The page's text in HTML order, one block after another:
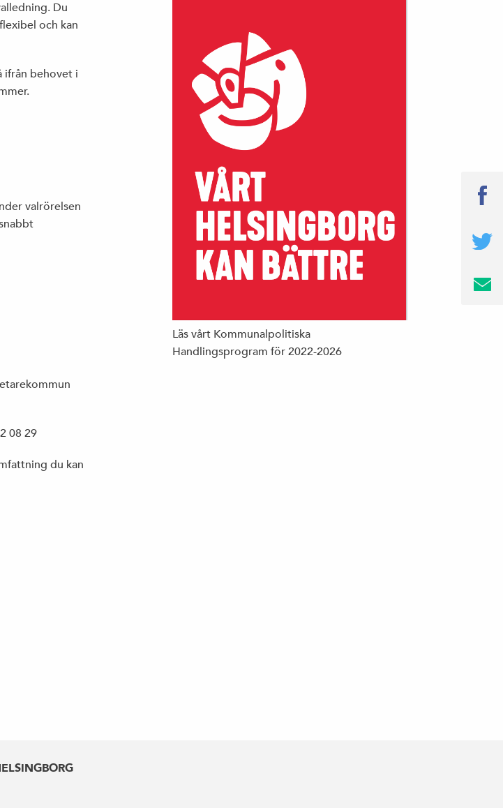
Du
och kan
ifrån behovet i
valrörelsen
08 29
du kan
Läs vårt Kommunalpolitiska
Handlingsprogram för 2022-2026